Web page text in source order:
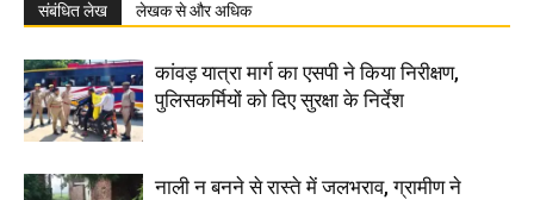
संबंधित लेख लेखक से और अधिक
कांवड़ यात्रा मार्ग का एसपी ने किया निरीक्षण,
पुलिसकर्मियों को दिए सुरक्षा के निर्देश
नाली न बनने से रास्ते में जलभराव, ग्रामीण ने